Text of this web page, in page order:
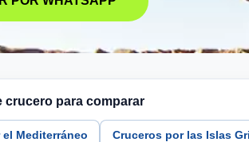
crucero para comparar
Mediterráneo Cruceros por las Islas